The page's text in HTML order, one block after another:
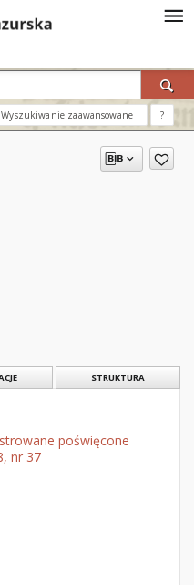
Wyszukiwanie zaawansowane ?
STRUKTURA
poświęcone
nr 37